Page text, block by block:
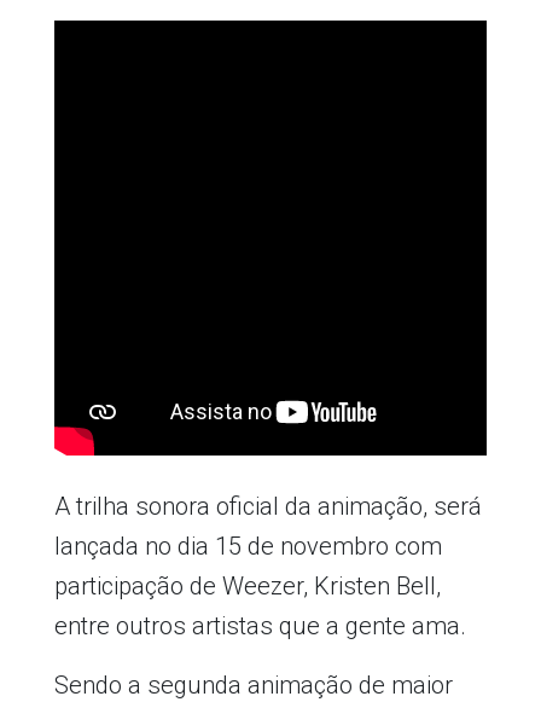
A trilha sonora oficial da animação, será
lançada no dia 15 de novembro com
participação de Weezer, Kristen Bell,
entre outros artistas que a gente ama.
Sendo a segunda animação de maior